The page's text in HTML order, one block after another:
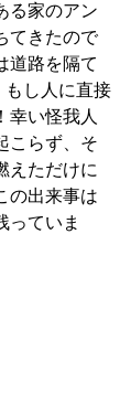
る家のアン
てきたので
道路を隔て
もし人に直接
い怪我人
こらず、そ
えただけに
の出来事は
っていま